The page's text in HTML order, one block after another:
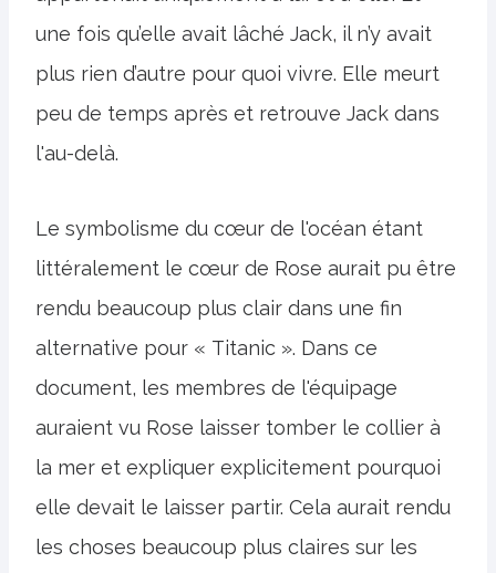
une fois qu’elle avait lâché Jack, il n’y avait
plus rien d’autre pour quoi vivre. Elle meurt
peu de temps après et retrouve Jack dans
l'au-delà.
Le symbolisme du cœur de l'océan étant
littéralement le cœur de Rose aurait pu être
rendu beaucoup plus clair dans une fin
alternative pour « Titanic ». Dans ce
document, les membres de l'équipage
auraient vu Rose laisser tomber le collier à
la mer et expliquer explicitement pourquoi
elle devait le laisser partir. Cela aurait rendu
les choses beaucoup plus claires sur les